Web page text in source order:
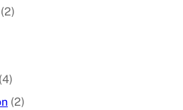
(2)
(4)
(2)